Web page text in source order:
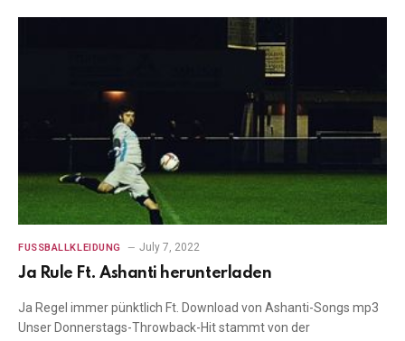
FUSSBALLKLEIDUNG July 7, 2022
Ja Rule Ft. Ashanti herunterladen
Ja Regel immer pünktlich Ft. Download von Ashanti-Songs mp3
Unser Donnerstags-Throwback-Hit stammt von der